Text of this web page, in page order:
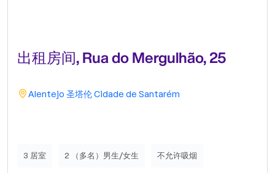
出租房间, Rua do Mergulhão, 25
Alentejo 圣塔伦Cidade de Santarém
3 居室 2 （多名）男生/女生 不允许吸烟